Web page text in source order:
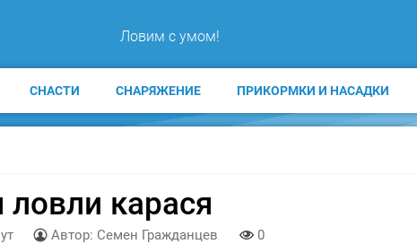
Ловим с умом!
СНАСТИ СНАРЯЖЕНИЕ ПРИКОРМКИ И НАСАДКИ
ловли карася
Автор: Семен Гражданцев 0